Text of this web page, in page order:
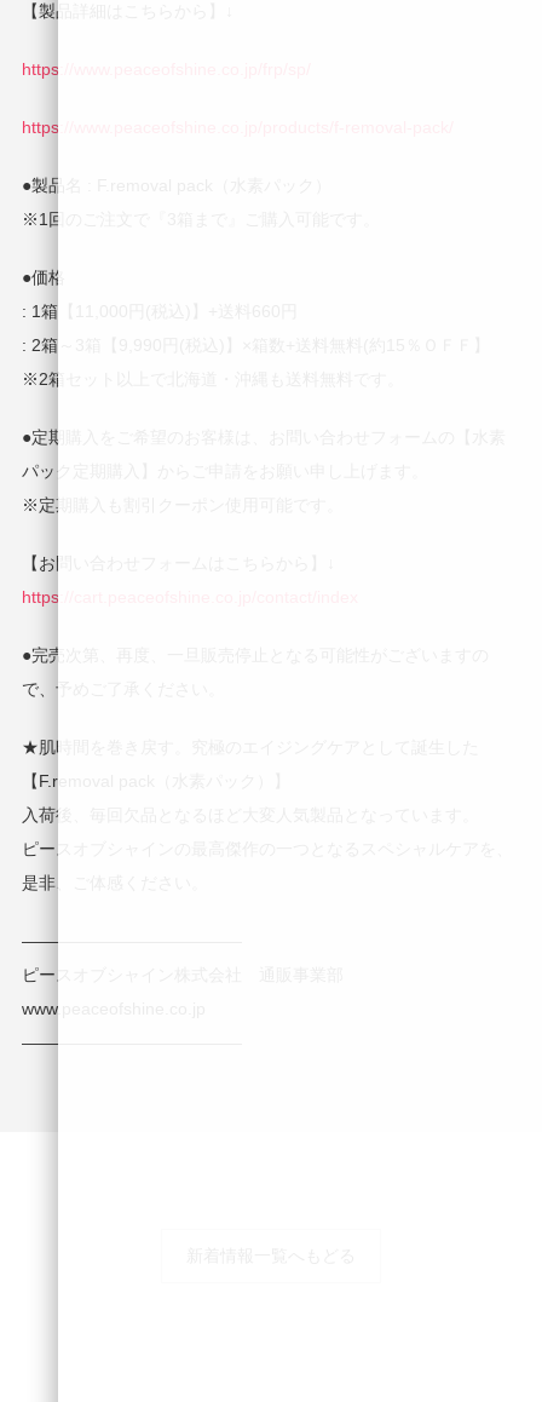
【製品詳細はこちらから】↓
https://www.peaceofshine.co.jp/frp/sp/
https://www.peaceofshine.co.jp/products/f-removal-pack/
●製品名 : F.removal pack（水素パック）
※1回のご注文で『3箱まで』ご購入可能です。
●価格
: 1箱【11,000円(税込)】+送料660円
: 2箱～3箱【9,990円(税込)】×箱数+送料無料(約15％ＯＦＦ】
※2箱セット以上で北海道・沖縄も送料無料です。
●定期購入をご希望のお客様は、お問い合わせフォームの【水素
パック定期購入】からご申請をお願い申し上げます。
※定期購入も割引クーポン使用可能です。
【お問い合わせフォームはこちらから】↓
https://cart.peaceofshine.co.jp/contact/index
●完売次第、再度、一旦販売停止となる可能性がございますの
で、予めご了承ください。
★肌時間を巻き戻す。究極のエイジングケアとして誕生した
【F.removal pack（水素パック）】
入荷後、毎回欠品となるほど大変人気製品となっています。
ピースオブシャインの最高傑作の一つとなるスペシャルケアを、
是非、ご体感ください。
—————————————
ピースオブシャイン株式会社 通販事業部
www.peaceofshine.co.jp
—————————————